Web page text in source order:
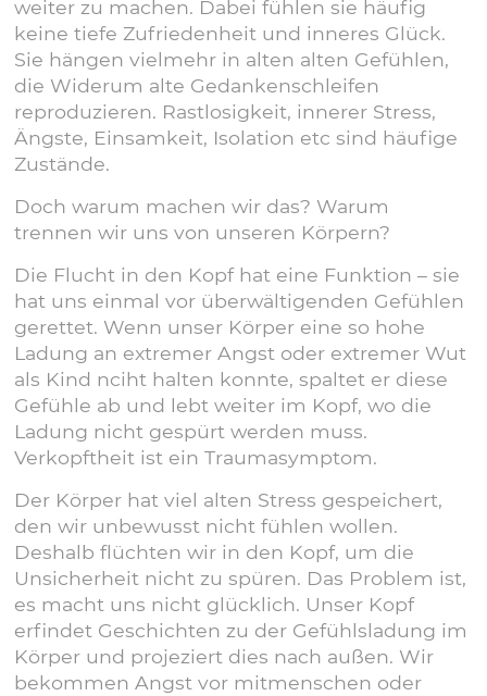
weiter zu machen. Dabei fühlen sie häufig
keine tiefe Zufriedenheit und inneres Glück.
Sie hängen vielmehr in alten alten Gefühlen,
die Widerum alte Gedankenschleifen
reproduzieren. Rastlosigkeit, innerer Stress,
Ängste, Einsamkeit, Isolation etc sind häufige
Zustände.
Doch warum machen wir das? Warum
trennen wir uns von unseren Körpern?
Die Flucht in den Kopf hat eine Funktion – sie
hat uns einmal vor überwältigenden Gefühlen
gerettet. Wenn unser Körper eine so hohe
Ladung an extremer Angst oder extremer Wut
als Kind nciht halten konnte, spaltet er diese
Gefühle ab und lebt weiter im Kopf, wo die
Ladung nicht gespürt werden muss.
Verkopftheit ist ein Traumasymptom.
Der Körper hat viel alten Stress gespeichert,
den wir unbewusst nicht fühlen wollen.
Deshalb flüchten wir in den Kopf, um die
Unsicherheit nicht zu spüren. Das Problem ist,
es macht uns nicht glücklich. Unser Kopf
erfindet Geschichten zu der Gefühlsladung im
Körper und projeziert dies nach außen. Wir
bekommen Angst vor mitmenschen oder